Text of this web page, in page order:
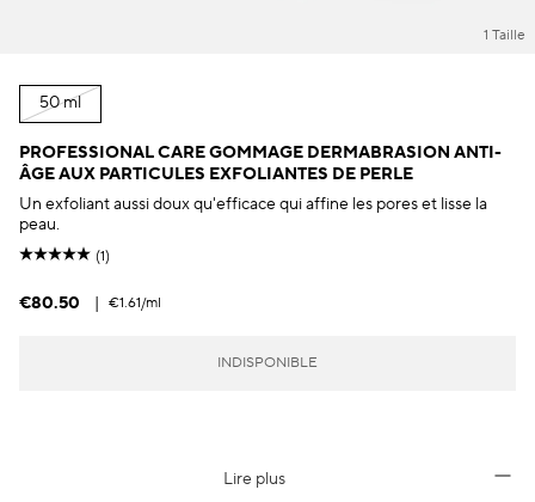
1 Taille
50 ml
PROFESSIONAL CARE GOMMAGE DERMABRASION ANTI-
ÂGE AUX PARTICULES EXFOLIANTES DE PERLE
Un exfoliant aussi doux qu'efficace qui affine les pores et lisse la
peau.
(1)
€80.50 | €1.61/ml
INDISPONIBLE
Lire plus